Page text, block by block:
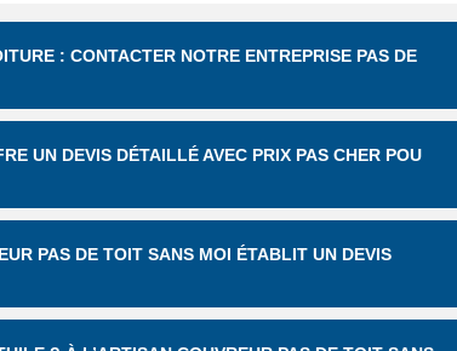
: CONTACTER NOTRE ENTREPRISE PAS DE
UN DEVIS DÉTAILLÉ AVEC PRIX PAS CHER POU
PAS DE TOIT SANS MOI ÉTABLIT UN DEVIS